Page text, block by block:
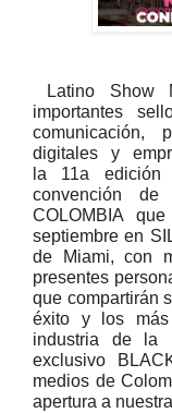
Latino Show
importantes
comunicación,
digitales y
la 11a edición
convención
COLOMBIA
septiembre en
de Miami, con
presentes
que compartirán
éxito y los
industria de la
exclusivo
medios de
apertura a